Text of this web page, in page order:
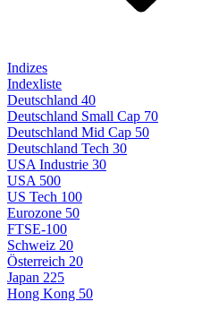
Indizes
Indexliste
Deutschland 40
Deutschland Small Cap 70
Deutschland Mid Cap 50
Deutschland Tech 30
USA Industrie 30
USA 500
US Tech 100
Eurozone 50
FTSE-100
Schweiz 20
Österreich 20
Japan 225
Hong Kong 50